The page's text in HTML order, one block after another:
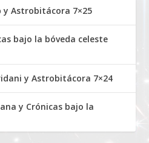
y Astrobitácora 7×25
bajo la bóveda celeste
y Astrobitácora 7×24
y Crónicas bajo la